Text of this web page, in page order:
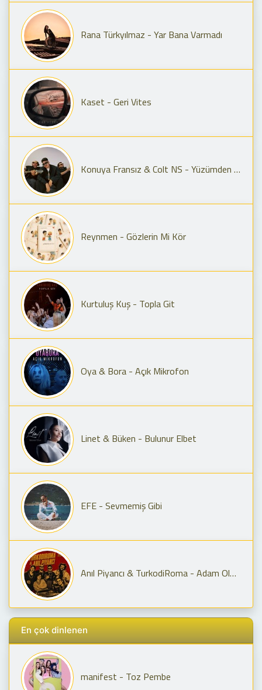
Rana Türkyılmaz - Yar Bana Varmadı
Kaset - Geri Vites
Konuya Fransız & Colt NS - Yüzümden Anla
Reynmen - Gözlerin Mi Kör
Kurtuluş Kuş - Topla Git
Oya & Bora - Açık Mikrofon
Linet & Büken - Bulunur Elbet
EFE - Sevmemiş Gibi
Anıl Piyancı & TurkodiRoma - Adam Olmaz X Yay Burcun Seni Geriyor
En çok dinlenen
manifest - Toz Pembe